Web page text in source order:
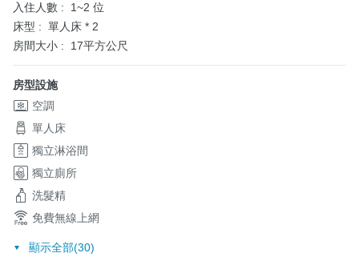
入住人數 :
1~2 位
床型 : 單人床 * 2
房間大小 :
17平方公尺
房型設施
空調
單人床
獨立淋浴間
獨立廁所
洗髮精
免費無線上網
顯示全部(30)